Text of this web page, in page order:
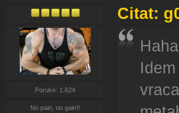
Poruke: 1.624
No pain, no gain!!
Citat:
Haha